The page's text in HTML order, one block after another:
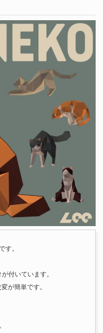
す。
付いています。
が簡単です。